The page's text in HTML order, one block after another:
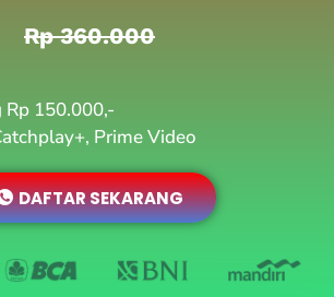
Rp 360.000
Rp 150.000,-
Prime Video
DAFTAR SEKARANG